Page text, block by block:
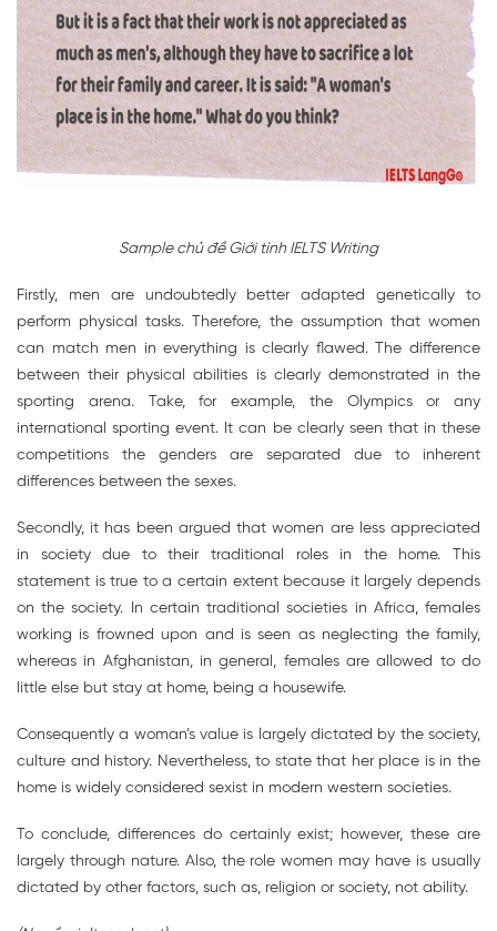
Sample chủ đề Giới tính IELTS Writing
Firstly, men are undoubtedly better adapted genetically to
perform physical tasks. Therefore, the assumption that women
can match men in everything is clearly flawed. The difference
between their physical abilities is clearly demonstrated in the
sporting arena. Take, for example, the Olympics or any
international sporting event. It can be clearly seen that in these
competitions the genders are separated due to inherent
differences between the sexes.
Secondly, it has been argued that women are less appreciated
in society due to their traditional roles in the home. This
statement is true to a certain extent because it largely depends
on the society. In certain traditional societies in Africa, females
working is frowned upon and is seen as neglecting the family,
whereas in Afghanistan, in general, females are allowed to do
little else but stay at home, being a housewife.
Consequently a woman’s value is largely dictated by the society,
culture and history. Nevertheless, to state that her place is in the
home is widely considered sexist in modern western societies.
To conclude, differences do certainly exist; however, these are
largely through nature. Also, the role women may have is usually
dictated by other factors, such as, religion or society, not ability.